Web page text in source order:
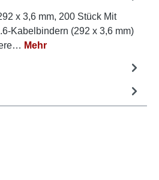
x 3,6 mm, 200 Stück Mit
Kabelbindern (292 x 3,6 mm)
Mehr